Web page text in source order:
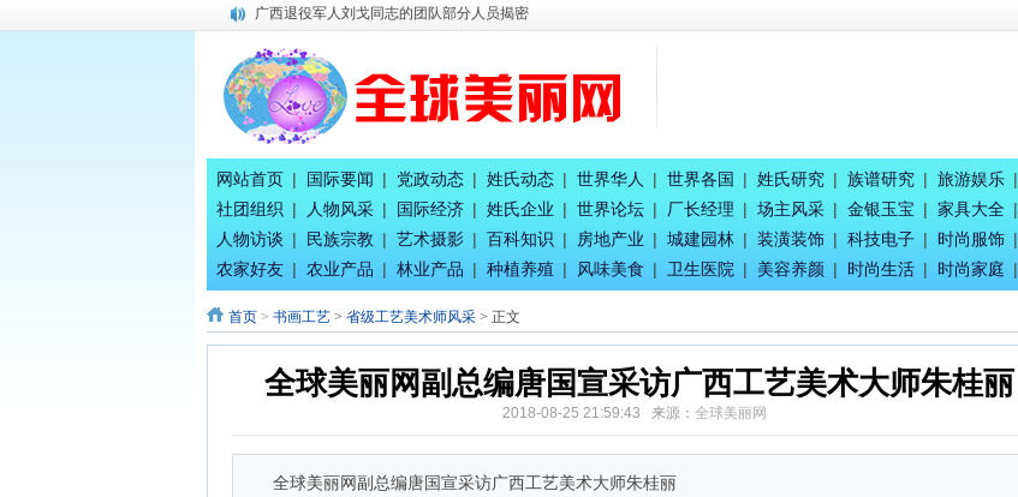
广西退役军人刘戈同志的团队部分人员揭密
广西八一退役军人文工团：为乡村经济发展赋能
百家姓合作互助创业交流会二期在南宁隆重召开
全球百家姓研究组委会今日正式成立！
平陆运河上河图总体发展规划
唐国宣采访奥运会冠军唐灵生
八桂孔雀宴 在南宁隆重开业
中国专家评审团主席唐国宣采访广西徐七二童事局主席蒋炳
网站首页 | 国际要闻 | 党政动态 | 姓氏动态 | 世界华人 | 世界各国 | 姓氏研究 | 族谱研究 | 旅游娱乐 |
社团组织 | 人物风采 | 国际经济 | 姓氏企业 | 世界论坛 | 厂长经理 | 场主风采 | 金银玉宝 | 家具大全 |
人物访谈 | 民族宗教 | 艺术摄影 | 百科知识 | 房地产业 | 城建园林 | 装潢装饰 | 科技电子 | 时尚服饰 |
农家好友 | 农业产品 | 林业产品 | 种植养殖 | 风味美食 | 卫生医院 | 美容养颜 | 时尚生活 | 时尚家庭 |
首页 > 书画工艺 > 省级工艺美术师风采 > 正文
全球美丽网副总编唐国宣采访广西工艺美术大师朱桂丽
2018-08-25 21:59:43 来源： 全球美丽网
全球美丽网副总编唐国宣采访广西工艺美术大师朱桂丽